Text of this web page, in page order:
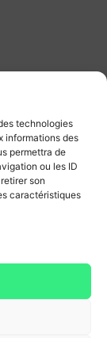
technologies
informations des
permettra de
ou les ID
son
caractéristiques
by